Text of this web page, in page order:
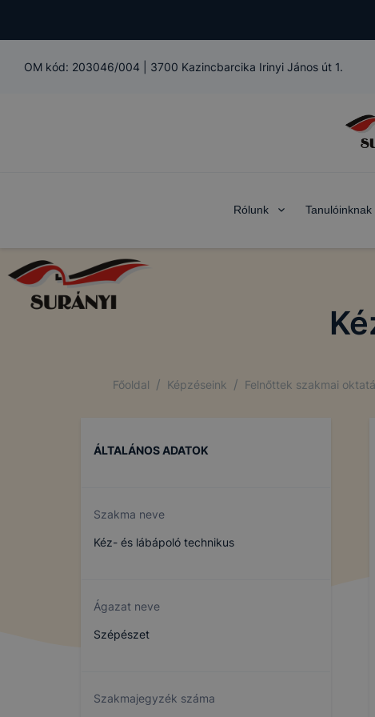
OM kód: 203046/004 3700 Kazincbarcika Irinyi János út 1.
Rólunk Tanulóinknak
Főoldal / Képzéseink / Felnőttek szakmai
ÁLTALÁNOS ADATOK
Szakma neve
Kéz- és lábápoló technikus
Ágazat neve
Szépészet
Szakmajegyzék száma
Mi az a cookie?
A cookie-kal
ezekkel Önt
Az IKK
Jobb
látogatja
Honlap
Feltétlenül
Ezek a